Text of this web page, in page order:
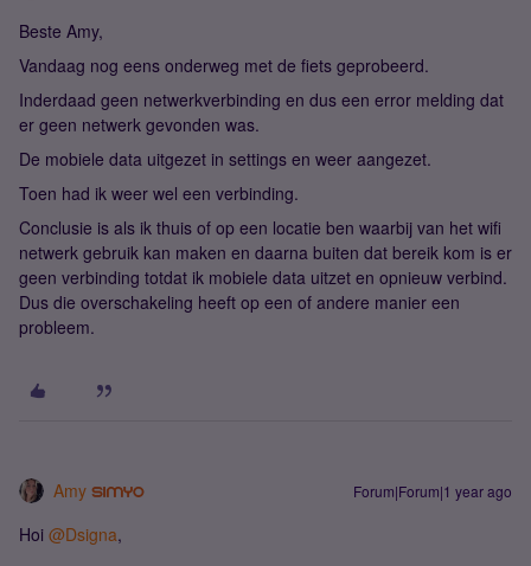
Beste Amy,
Vandaag nog eens onderweg met de fiets geprobeerd.
Inderdaad geen netwerkverbinding en dus een error melding dat
er geen netwerk gevonden was.
De mobiele data uitgezet in settings en weer aangezet.
Toen had ik weer wel een verbinding.
Conclusie is als ik thuis of op een locatie ben waarbij van het wifi
netwerk gebruik kan maken en daarna buiten dat bereik kom is er
geen verbinding totdat ik mobiele data uitzet en opnieuw verbind.
Dus die overschakeling heeft op een of andere manier een
probleem.
Amy Forum|Forum|1 year ago
Hoi ​ @Dsigna,